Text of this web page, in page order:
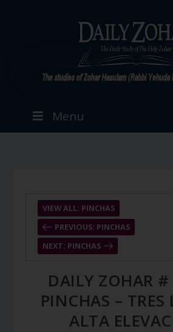
Menu
PREVIOUS: PINCHAS
VIEW ALL: PINCHAS
NEXT: PINCHAS
DAILY ZOHAR
PINCHAS – TRES
ALTA